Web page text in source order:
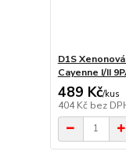
D1S
Cayenne I/II
489 Kč/kus
404 Kč bez